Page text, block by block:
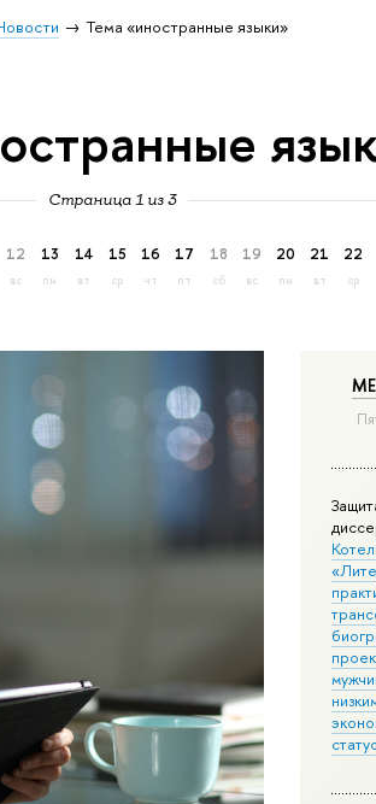
Тема «иностранные языки»
Страница 1 из 3
12
вс
13
пн
14
вт
15
ср
16
чт
17
пт
18
сб
19
вс
20
пн
21
вт
22
ср